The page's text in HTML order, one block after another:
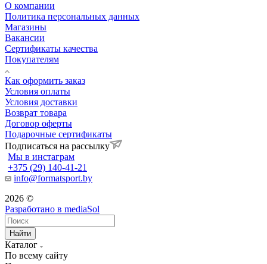
О компании
Политика персональных данных
Магазины
Вакансии
Сертификаты качества
Покупателям
Как оформить заказ
Условия оплаты
Условия доставки
Возврат товара
Договор оферты
Подарочные сертификаты
Подписаться на рассылку
Мы в инстаграм
+375 (29) 140-41-21
info@formatsport.by
2026 ©
Разработано в mediaSol
Найти
Каталог
По всему сайту